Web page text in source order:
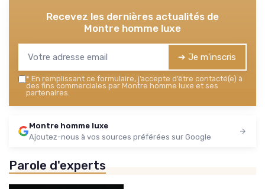
Recevez les dernières actualités de
Montre homme luxe
➔ Je m'inscris
* En remplissant ce formulaire, j’accepte d’être contacté(e) à
des fins commerciales par Montre homme luxe et ses
partenaires.
Montre homme luxe
Ajoutez-nous à vos sources préférées sur Google
Parole d'experts